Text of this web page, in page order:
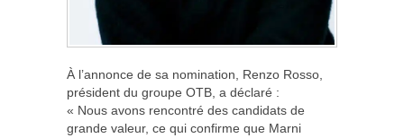
À l’annonce de sa nomination, Renzo Rosso,
président du groupe OTB, a déclaré :
« Nous avons rencontré des candidats de
grande valeur, ce qui confirme que Marni